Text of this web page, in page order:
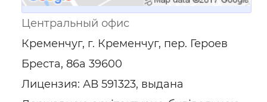
Центральный офис
Кременчуг, г. Кременчуг, пер. Героев
Бреста, 86а 39600
Лицензия: АВ 591323, выдана